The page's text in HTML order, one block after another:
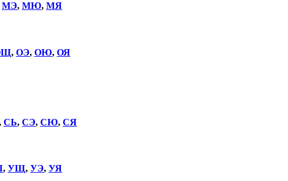
МЭ, МЮ, МЯ
, ОЭ, ОЮ, ОЯ
СЬ, СЭ, СЮ, СЯ
, УЩ, УЭ, УЯ